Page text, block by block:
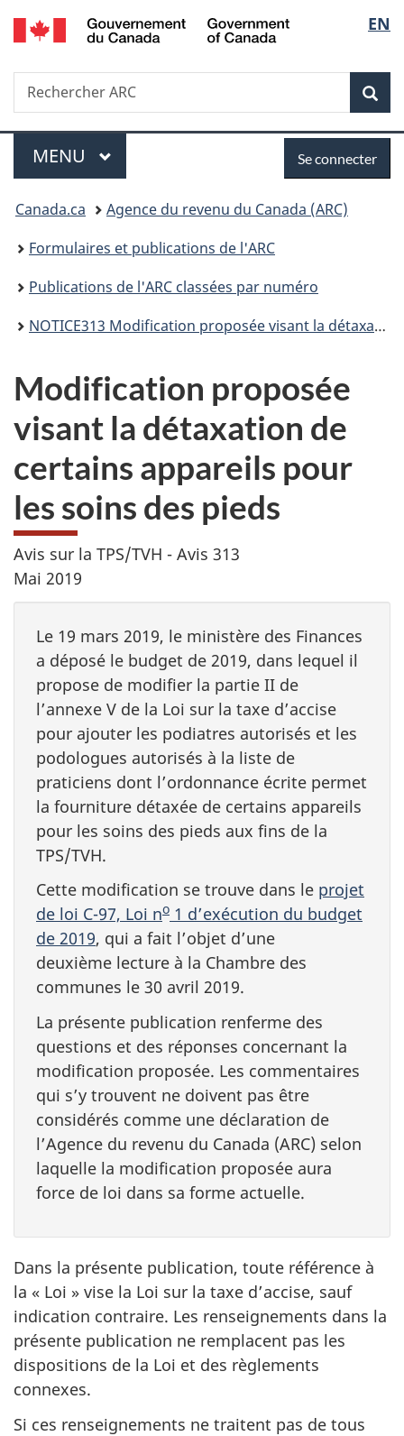
Passer
au
Passer
à
du
Passer
à
simplifiée
de
la
EN
Recherche
Rechercher
ARC
Menu
MENU PRINCIPAL
connecter
Se connecter
Vous
êtes
ici :
Canada.ca
Agence du revenu du Canada (ARC)
Formulaires et publications de l'ARC
Publications de l'ARC classées par numéro
NOTICE313 Modification proposée visant la détaxation de certains appareils pour les soins des pieds
Modification proposée
visant la détaxation de
certains appareils pour
les soins des pieds
Avis sur la TPS/TVH - Avis 313
Mai 2019
Le 19 mars 2019, le ministère des Finances
a déposé le budget de 2019, dans lequel il
propose de modifier la partie II de
l’annexe V de la Loi sur la taxe d’accise
pour ajouter les podiatres autorisés et les
podologues autorisés à la liste de
praticiens dont l’ordonnance écrite permet
la fourniture détaxée de certains appareils
pour les soins des pieds aux fins de la
TPS/TVH.
Cette modification se trouve dans le projet
de loi C-97, Loi no 1 d’exécution du budget
de 2019, qui a fait l’objet d’une
deuxième lecture à la Chambre des
communes le 30 avril 2019.
La présente publication renferme des
questions et des réponses concernant la
modification proposée. Les commentaires
qui s’y trouvent ne doivent pas être
considérés comme une déclaration de
l’Agence du revenu du Canada (ARC) selon
laquelle la modification proposée aura
force de loi dans sa forme actuelle.
Dans la présente publication, toute référence à
la « Loi » vise la Loi sur la taxe d’accise, sauf
indication contraire. Les renseignements dans la
présente publication ne remplacent pas les
dispositions de la Loi et des règlements
connexes.
Si ces renseignements ne traitent pas de tous